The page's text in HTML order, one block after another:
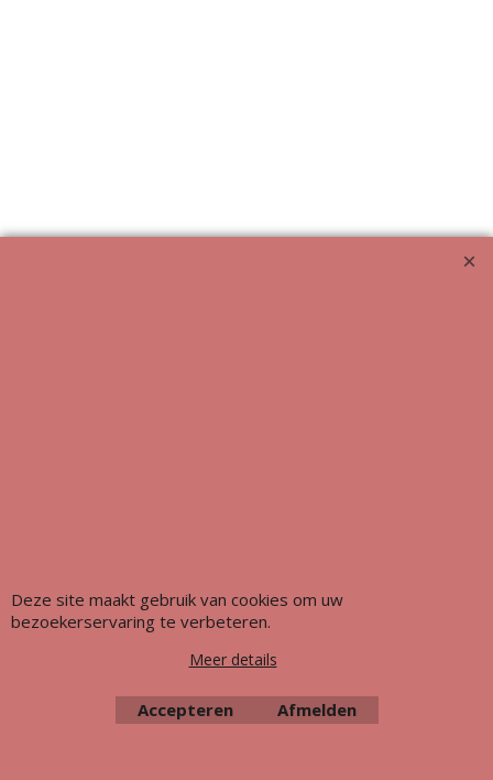
Deze site maakt gebruik van cookies om uw
bezoekerservaring te verbeteren.
Meer details
Accepteren Afmelden